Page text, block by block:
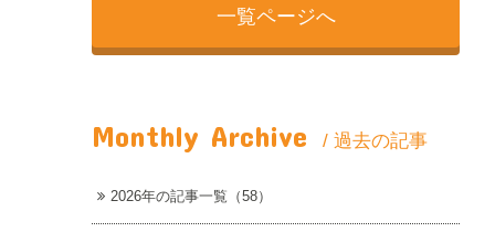
一覧ページへ
Monthly Archive / 過去の記事
2026年の記事一覧（58）